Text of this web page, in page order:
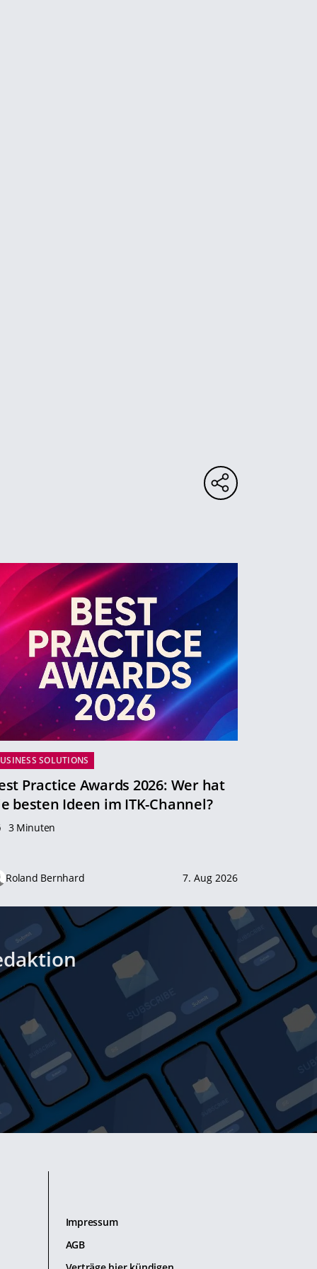
SOLUTIONS
Practice Awards 2026: Wer hat
besten Ideen im ITK-Channel?
3 Minuten
Roland Bernhard 7. Aug 2026
Impressum
AGB